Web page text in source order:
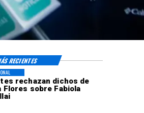
rechazan dichos de
Flores sobre Fabiola
RECIENTES